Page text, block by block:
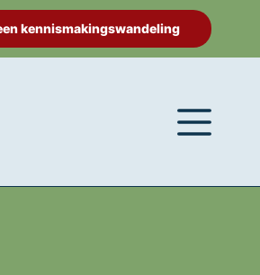
kennismakingswandeling